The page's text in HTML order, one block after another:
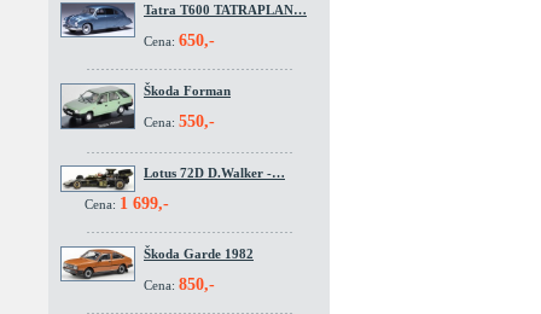
Tatra T600 TATRAPLAN…
Cena: 650,-
Škoda Forman
Cena: 550,-
Lotus 72D D.Walker -…
Cena: 1 699,-
Škoda Garde 1982
Cena: 850,-